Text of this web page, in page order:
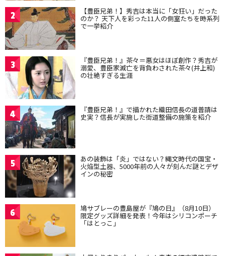
2 【豊臣兄弟！】秀吉は本当に「女狂い」だった
のか？ 天下人を彩った11人の側室たちを時系列
で一挙紹介
3 『豊臣兄弟！』茶々＝悪女はほぼ創作？秀吉が
溺愛、豊臣家滅亡を背負わされた茶々(井上和)
の壮絶すぎる生涯
4 『豊臣兄弟！』で描かれた織田信長の道普請は
史実？信長が実施した街道整備の施策を紹介
5 あの装飾は「炎」ではない？縄文時代の国宝・
火焔型土器、5000年前の人々が刻んだ謎とデザ
インの秘密
6 鳩サブレーの豊島屋が『鳩の日』（8月10日）
限定グッズ詳細を発表！今年はシリコンポーチ
「はとっこ」